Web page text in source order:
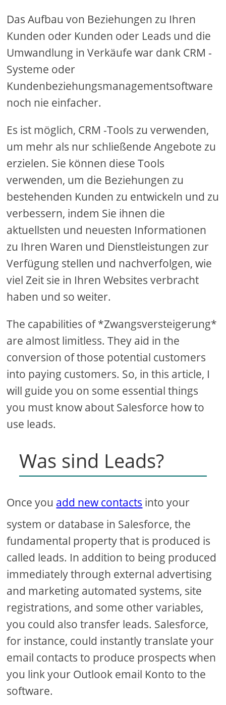
Das Aufbau von Beziehungen zu Ihren
Kunden oder Kunden oder Leads und die
Umwandlung in Verkäufe war dank CRM -
Systeme oder
Kundenbeziehungsmanagementsoftware
noch nie einfacher.
Es ist möglich, CRM -Tools zu verwenden,
um mehr als nur schließende Angebote zu
erzielen. Sie können diese Tools
verwenden, um die Beziehungen zu
bestehenden Kunden zu entwickeln und zu
verbessern, indem Sie ihnen die
aktuellsten und neuesten Informationen
zu Ihren Waren und Dienstleistungen zur
Verfügung stellen und nachverfolgen, wie
viel Zeit sie in Ihren Websites verbracht
haben und so weiter.
The capabilities of *Zwangsversteigerung*
are almost limitless. They aid in the
conversion of those potential customers
into paying customers. So, in this article, I
will guide you on some essential things
you must know about Salesforce how to
use leads.
Was sind Leads?
Once you add new contacts into your
system or database in Salesforce, the
fundamental property that is produced is
called leads. In addition to being produced
immediately through external advertising
and marketing automated systems, site
registrations, and some other variables,
you could also transfer leads. Salesforce,
for instance, could instantly translate your
email contacts to produce prospects when
you link your Outlook email Konto to the
software.